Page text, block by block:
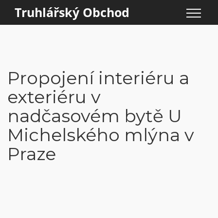
Truhlářský Obchod
Propojení interiéru a
exteriéru v
nadčasovém bytě U
Michelského mlýna v
Praze